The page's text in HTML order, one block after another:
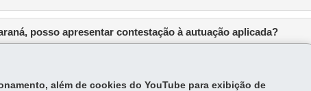
posso apresentar contestação à autuação aplicada?
Nota Paraná?
além de cookies do YouTube para exibição de